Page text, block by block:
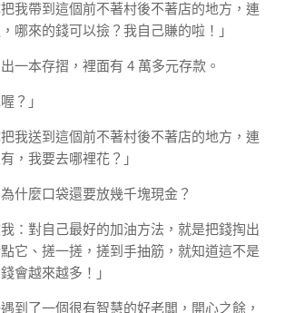
把我帶到這個前不著村後不著店的地方，連
哪來的錢可以撿？我自己賺的啦！」
一本存摺，裡面有 4 萬多元存款。
？」
把我送到這個前不著村後不著店的地方，連
，我要去哪裡花？」
什麼口袋還要放幾千塊現金？
我：對自己最好的加油方法，就是把錢掏出
它、搓一搓，搓到手抽筋，就知道這不是
會越來越多！」
到了一個很有智慧的好老闆，開心之餘，